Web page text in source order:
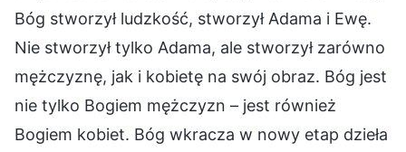
Bóg stworzył ludzkość, stworzył Adama i Ewę.
Nie stworzył tylko Adama, ale stworzył zarówno
mężczyznę, jak i kobietę na swój obraz. Bóg jest
nie tylko Bogiem mężczyzn – jest również
Bogiem kobiet. Bóg wkracza w nowy etap dzieła